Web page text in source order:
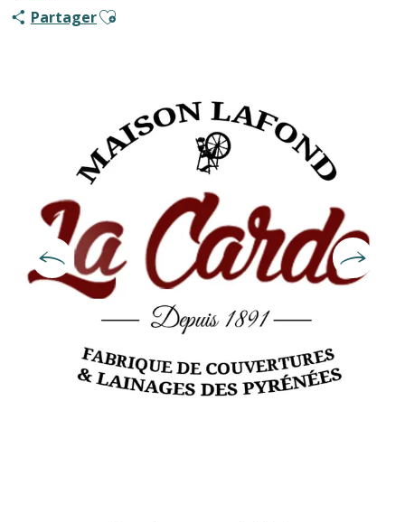
PartagerAjouter aux favoris